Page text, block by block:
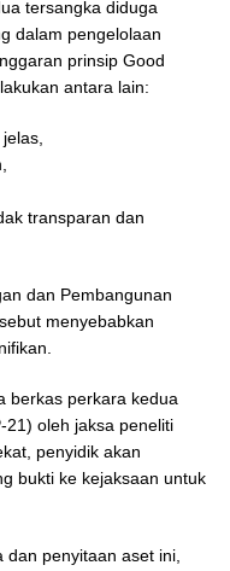
tersangka diduga
dalam pengelolaan
prinsip Good
antara lain:
transparan dan
dan Pembangunan
menyebabkan
berkas perkara kedua
21) oleh jaksa peneliti
penyidik akan
bukti ke kejaksaan untuk
dan penyitaan aset ini,